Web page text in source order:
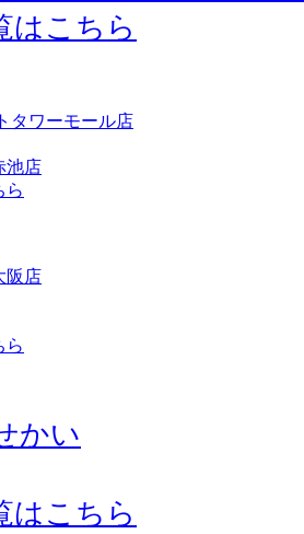
はこちら
タワーモール店
池店
ら
阪店
ら
かい
はこちら